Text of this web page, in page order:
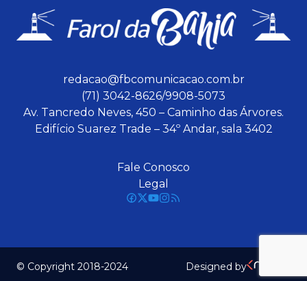
redacao@fbcomunicacao.com.br
(71) 3042-8626/9908-5073
Av. Tancredo Neves, 450 – Caminho das Árvores.
Edifício Suarez Trade – 34º Andar, sala 3402
Fale Conosco
Legal
© Copyright 2018-2024 Designed by